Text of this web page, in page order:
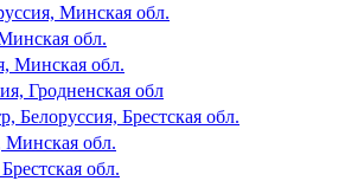
Минская обл.
обл.
Минская обл.
Гродненская обл
Белоруссия, Брестская обл.
Минская обл.
обл.